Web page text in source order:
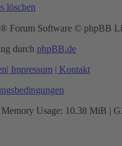
löschen
® Forum Software © phpBB
durch phpBB.de
| Impressum | Kontakt
Memory Usage: 10.38 MiB |